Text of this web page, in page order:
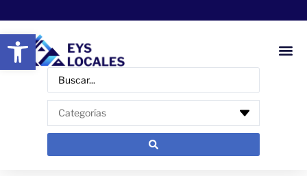
Abrir barra de herramientas